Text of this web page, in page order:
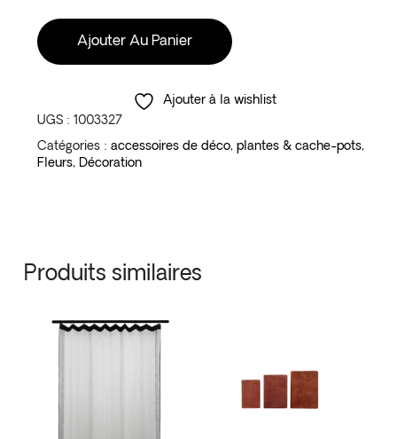
Ajouter Au Panier
Ajouter à la wishlist
UGS : 1003327
Catégories : accessoires de déco, plantes & cache-pots,
Fleurs, Décoration
Produits similaires